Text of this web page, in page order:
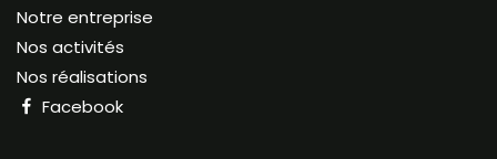
Notre entreprise
Nos activités
Nos réalisations
Facebook